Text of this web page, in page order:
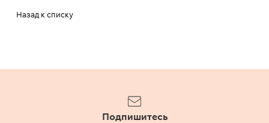
Назад к списку
Подпишитесь